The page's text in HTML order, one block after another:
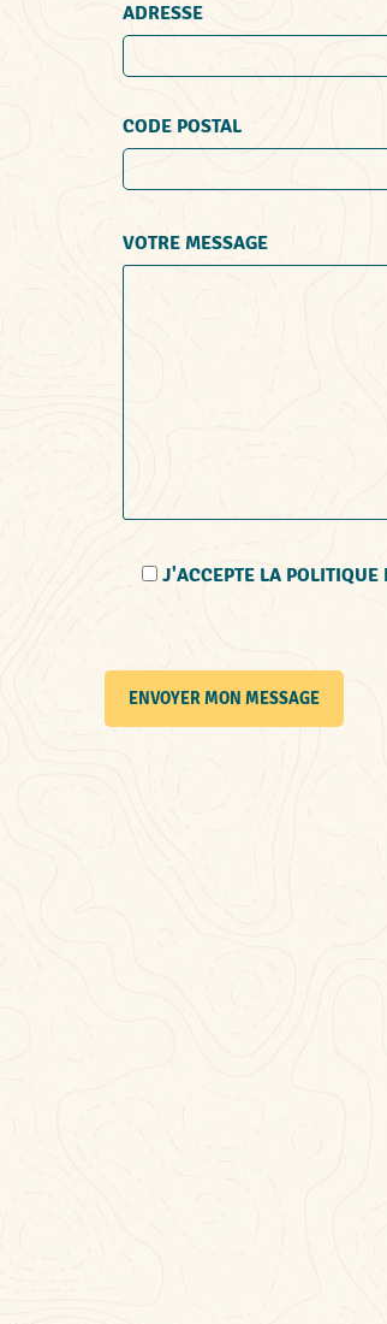
ADRESSE
CODE POSTAL
VOTRE MESSAGE
J'ACCEPTE LA